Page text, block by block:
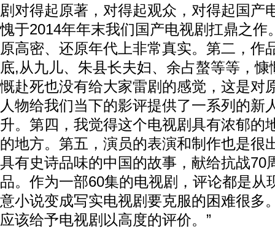
剧对得起原著，对得起观众，对得起国产
愧于2014年年末我们国产电视剧扛鼎之作
原高密、还原年代上非常真实。第二，作
底,从九儿、朱县长夫妇、余占螯等等，
慨赴死也没有给大家雷剧的感觉，这是对
人物给我们当下的影评提供了一系列的新
升。第四，我觉得这个电视剧具有浓郁的
的地方。第五，演员的表演和制作也是很
具有史诗品味的中国的故事，献给抗战70
品。作为一部60集的电视剧，评论都是从
意小说变成写实电视剧要克服的困难很多
应该给予电视剧以高度的评价。”